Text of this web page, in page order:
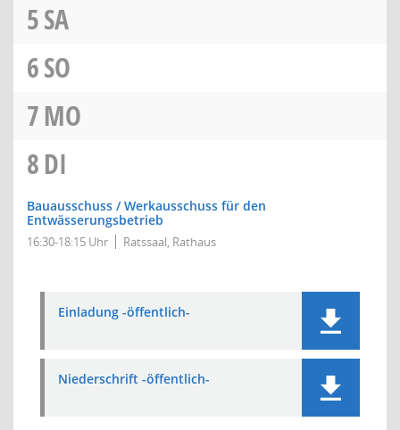
5SA
6SO
7MO
8DI
Bauausschuss / Werkausschuss für den
Entwässerungsbetrieb
16:30-18:15 Uhr Ratssaal, Rathaus
Einladung -öffentlich-
Niederschrift -öffentlich-